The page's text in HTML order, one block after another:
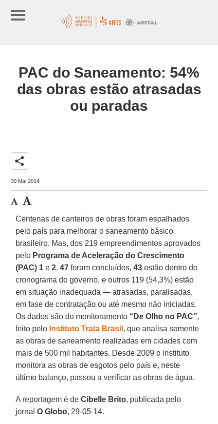
PAC do Saneamento: 54%
das obras estão atrasadas
ou paradas
share
30 Mai 2014
Centenas de canteiros de obras foram espalhados
pelo país para melhorar o saneamento básico
brasileiro. Mas, dos 219 empreendimentos aprovados
pelo Programa de Aceleração do Crescimento
(PAC) 1 e2,47 foram concluídos,43 estão dentro do
cronograma do governo, e outros 119 (54,3%) estão
em situação inadequada — atrasadas, paralisadas,
em fase de contratação ou até mesmo não iniciadas.
Os dados são do monitoramento “De Olho no PAC”,
feito pelo Instituto Trata Brasil , que analisa somente
as obras de saneamento realizadas em cidades com
mais de 500 mil habitantes. Desde 2009 o instituto
monitora as obras de esgotos pelo país e, neste
último balanço, passou a verificar as obras de água.
A reportagem é deCibelle Brito, publicada pelo
jornalO Globo, 29-05-14.